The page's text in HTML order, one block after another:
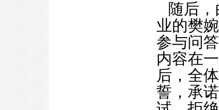
随后
业的樊
参与问
内容在
后，全
誓，承